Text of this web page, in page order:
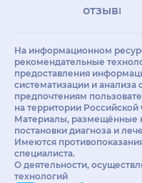
отзывы
На информационном
рекомендательные
предоставления
систематизации и анализа
предпочтениям
на территории
Материалы, размещённые
постановки диагноза и
Имеются
специалиста.
О деятельности,
технологий